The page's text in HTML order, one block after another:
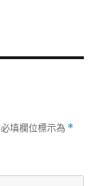
必填欄位標示為 *